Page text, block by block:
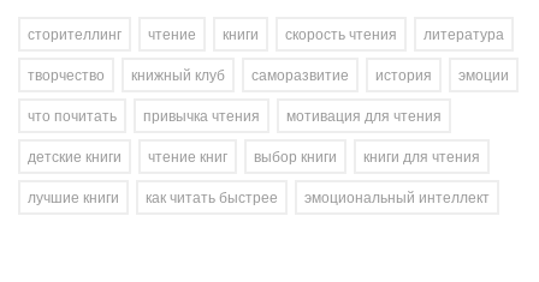
сторителлинг чтение книги скорость чтения
литература
творчество
книжный клуб саморазвитие история
эмоции
что почитать
привычка чтения
мотивация для чтения
детские книги
чтение книг выбор книги
книги для чтения
лучшие книги
как читать быстрее эмоциональный интеллект